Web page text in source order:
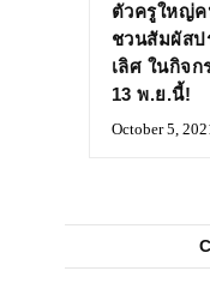
ตัวครูใหญ่
ชวนสัมผัสป
เลิศ ในกิจก
13 พ.ย.นี้!
October 5,